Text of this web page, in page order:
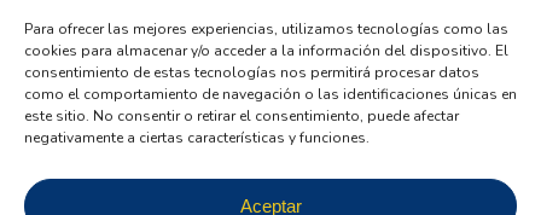
Para ofrecer las mejores experiencias, utilizamos tecnologías como las
cookies para almacenar y/o acceder a la información del dispositivo. El
consentimiento de estas tecnologías nos permitirá procesar datos
como el comportamiento de navegación o las identificaciones únicas en
este sitio. No consentir o retirar el consentimiento, puede afectar
negativamente a ciertas características y funciones.
Aceptar
Mail:dirgral@frah.es
Tlfo: (+34) 980 53 50 52
CONTACTO PORTUGAL
R. Eng. José Beça 46. 5300-034 Bragança, Portugal